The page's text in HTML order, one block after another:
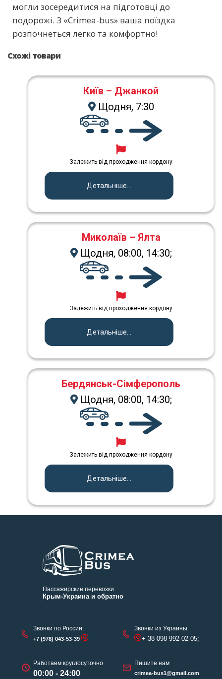
могли зосередитися на підготовці до
подорожі. З «Crimea-bus» ваша поїздка
розпочнеться легко та комфортно!
Схожі товари
Київ – Джанкой
Щодня, 7:30
Залежить від проходження кордону
Детальніше...
Миколаїв – Ялта
Щодня, 08:00, 14:30;
Залежить від проходження кордону
Детальніше...
Бердянськ-Сімферополь
Щодня, 08:00, 14:30;
Залежить від проходження кордону
Детальніше...
Пассажирские перевозки
Крым-Украина и обратно
Звонки по России:
+7 (978) 043-53-39
Работаем круглосуточно
00:00 - 24:00
Звонки из Украины
+ 38 098 992-02-05;
Пишите нам
crimea-bus1@gmail.com